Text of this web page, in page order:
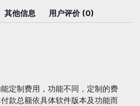
其他信息 用户评价 (0)
定制费用，功能不同，定制的费
款总额依具体软件版本及功能而